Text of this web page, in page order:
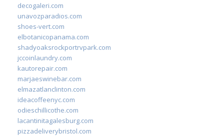
decogaleri.com
unavozparadios.com
shoes-vert.com
elbotanicopanama.com
shadyoaksrockportrvpark.com
jccoinlaundry.com
kautorepair.com
marjaeswinebar.com
elmazatlanclinton.com
ideacoffeenyc.com
odieschillicothe.com
lacantinitagalesburg.com
pizzadeliverybristol.com